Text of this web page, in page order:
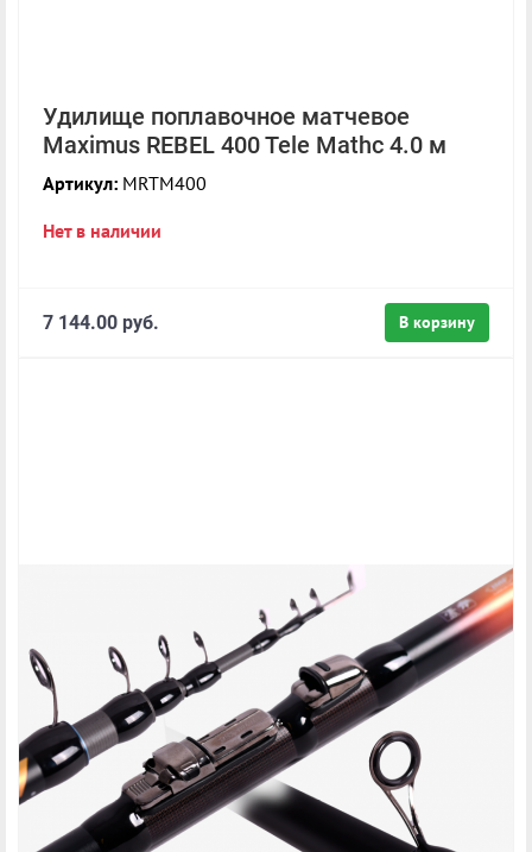
Удилище поплавочное матчевое
Maximus REBEL 400 Tele Mathc 4.0 м
Артикул: MRTM400
Нет в наличии
В корзину
7 144.00 руб.